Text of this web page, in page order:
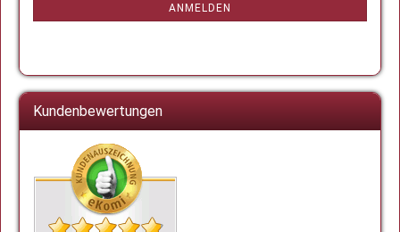
ANMELDEN
Kundenbewertungen